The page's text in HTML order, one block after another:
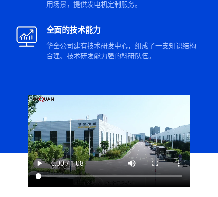
用场景，提供发电机定制服务。
全面的技术能力
华全公司建有技术研发中心，组成了一支知识结构
合理、技术研发能力强的科研队伍。